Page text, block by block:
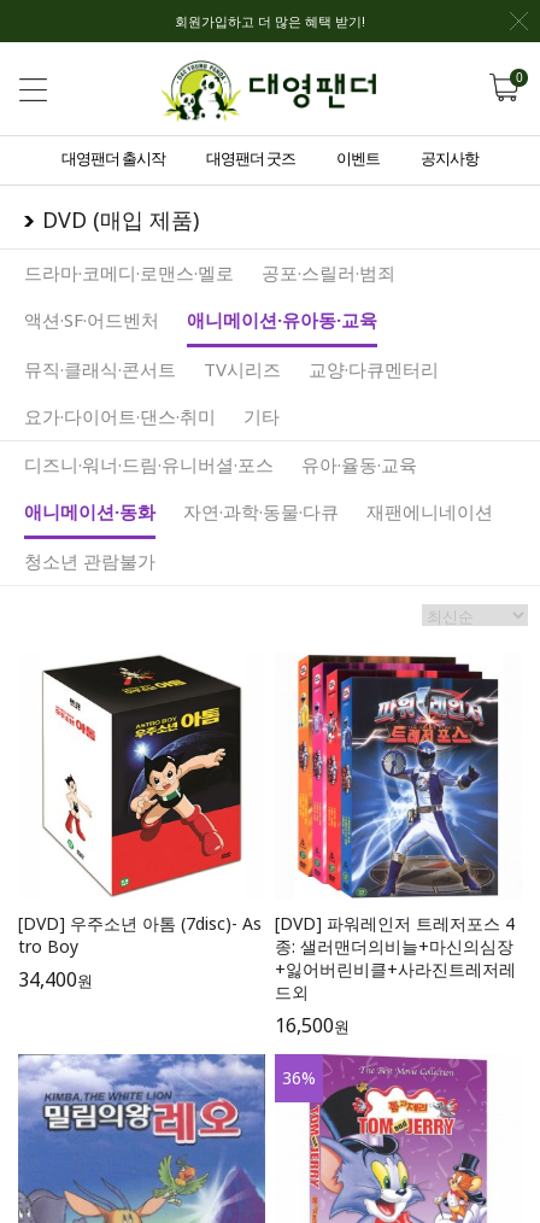
회원가입하고 더 많은 혜택 받기!
0
대영팬더 출시작 대영팬더 굿즈 이벤트 공지사항
DVD (매입 제품)
드라마·코메디·로맨스·멜로
공포·스릴러·범죄
액션·SF·어드벤처
애니메이션·유아동·교육
뮤직·클래식·콘서트 TV시리즈
교양·다큐멘터리
요가·다이어트·댄스·취미
기타
디즈니·워너·드림·유니버셜·포스
유아·율동·교육
애니메이션·동화
자연·과학·동물·다큐 재팬에니네이션
청소년 관람불가
[DVD] 우주소년 아톰 (7disc)- As
tro Boy
34,400원
[DVD] 파워레인저 트레저포스 4
종: 샐러맨더의비늘+마신의심장
+잃어버린비클+사라진트레저레
드외
16,500원
36%